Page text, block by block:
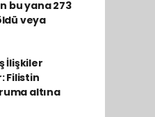
bu yana 273
veya
İlişkiler
Filistin
altına